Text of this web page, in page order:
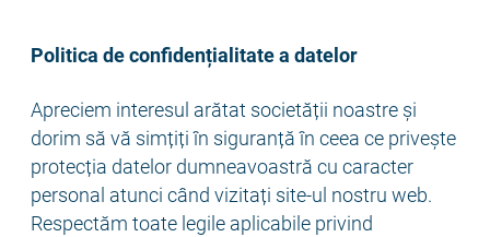
Politica de confidențialitate a datelor
Apreciem interesul arătat societății noastre și
dorim să vă simțiți în siguranță în ceea ce privește
protecția datelor dumneavoastră cu caracter
personal atunci când vizitați site-ul nostru web.
Respectăm toate legile aplicabile privind